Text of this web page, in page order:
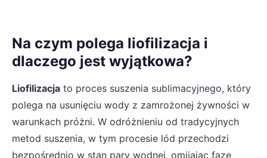
Na czym polega liofilizacja i
dlaczego jest wyjątkowa?
Liofilizacja to proces suszenia sublimacyjnego, który
polega na usunięciu wody z zamrożonej żywności w
warunkach próżni. W odróżnieniu od tradycyjnych
metod suszenia, w tym procesie lód przechodzi
bezpośrednio w stan pary wodnej, omijając fazę